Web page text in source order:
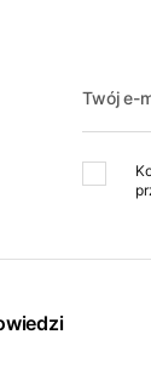
Twój e-